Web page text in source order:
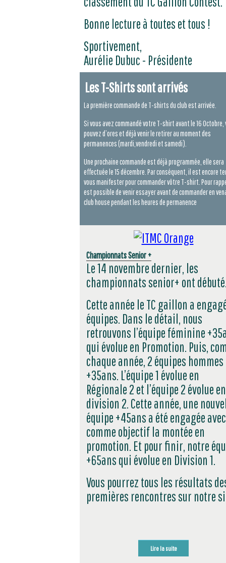
Bonne lecture à toutes et tous !
Sportivement,
Aurélie Dubuc - Présidente
Les T-Shirts sont arrivés
La première commande de T-shirts du club est arrivée.
Si vous avez commandé votre T-shirt avant le 16 Octobre,
pouvez d’ores et déjà venir le retirer au moment des
permanences (mardi,vendredi et samedi).
Une prochaine commande est déjà programmée, elle sera
effectuée le 15 décembre. Par conséquent, il est encore
vous manifester pour commander vôtre T-shirt. Pour
est possible de venir essayer avant de commander en
club house pendant les heures de permanence
Championnats Senior +
Le 14 novembre dernier, les
championnats senior+ ont
Cette année le TC gaillon a
équipes. Dans le détail, nous
retrouvons l’équipe féminine
qui évolue en Promotion. Puis,
chaque année, 2 équipes hommes
+35ans. L’équipe 1 évolue en
Régionale 2 et l’équipe 2 évolue en
division 2. Cette année, une
équipe +45ans a été engagée avec
comme objectif la montée en
promotion. Et pour finir, notre
+65ans qui évolue en Division 1.
Vous pourrez tous les résultats
premières rencontres sur notre
Lire la suite